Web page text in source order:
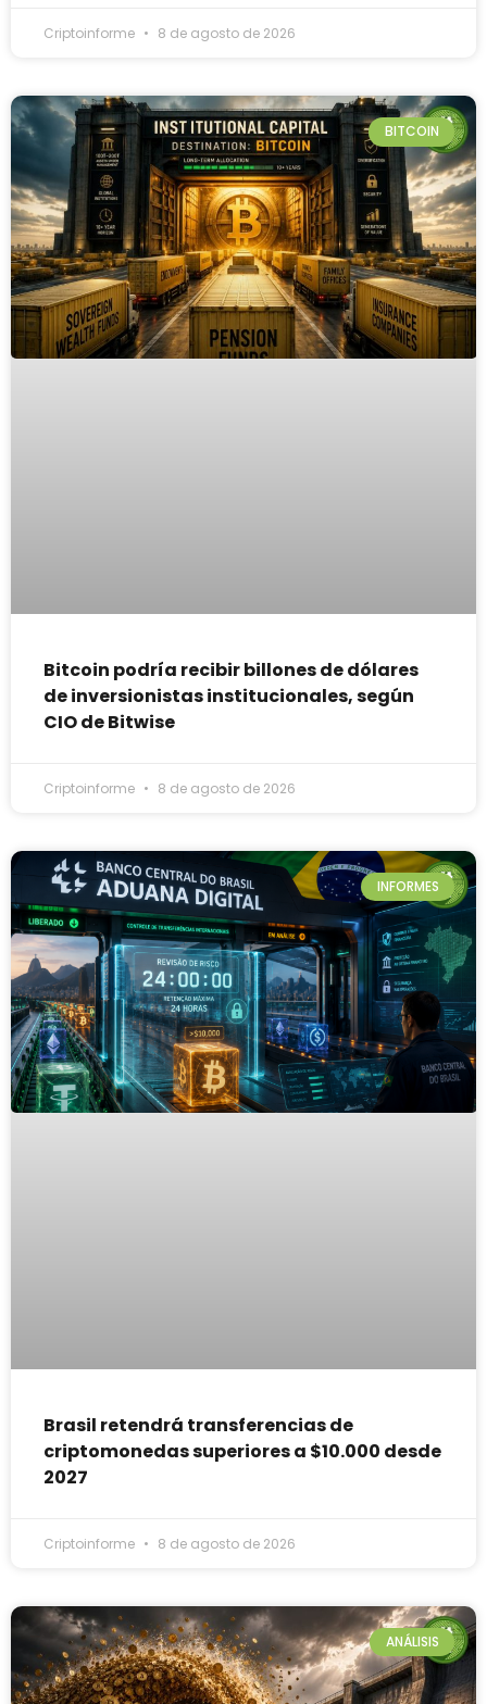
Criptoinforme 8 de agosto de 2026
BITCOIN
Bitcoin podría recibir billones de dólares
de inversionistas institucionales, según
CIO de Bitwise
Criptoinforme 8 de agosto de 2026
INFORMES
Brasil retendrá transferencias de
criptomonedas superiores a $10.000 desde
2027
Criptoinforme 8 de agosto de 2026
ANÁLISIS